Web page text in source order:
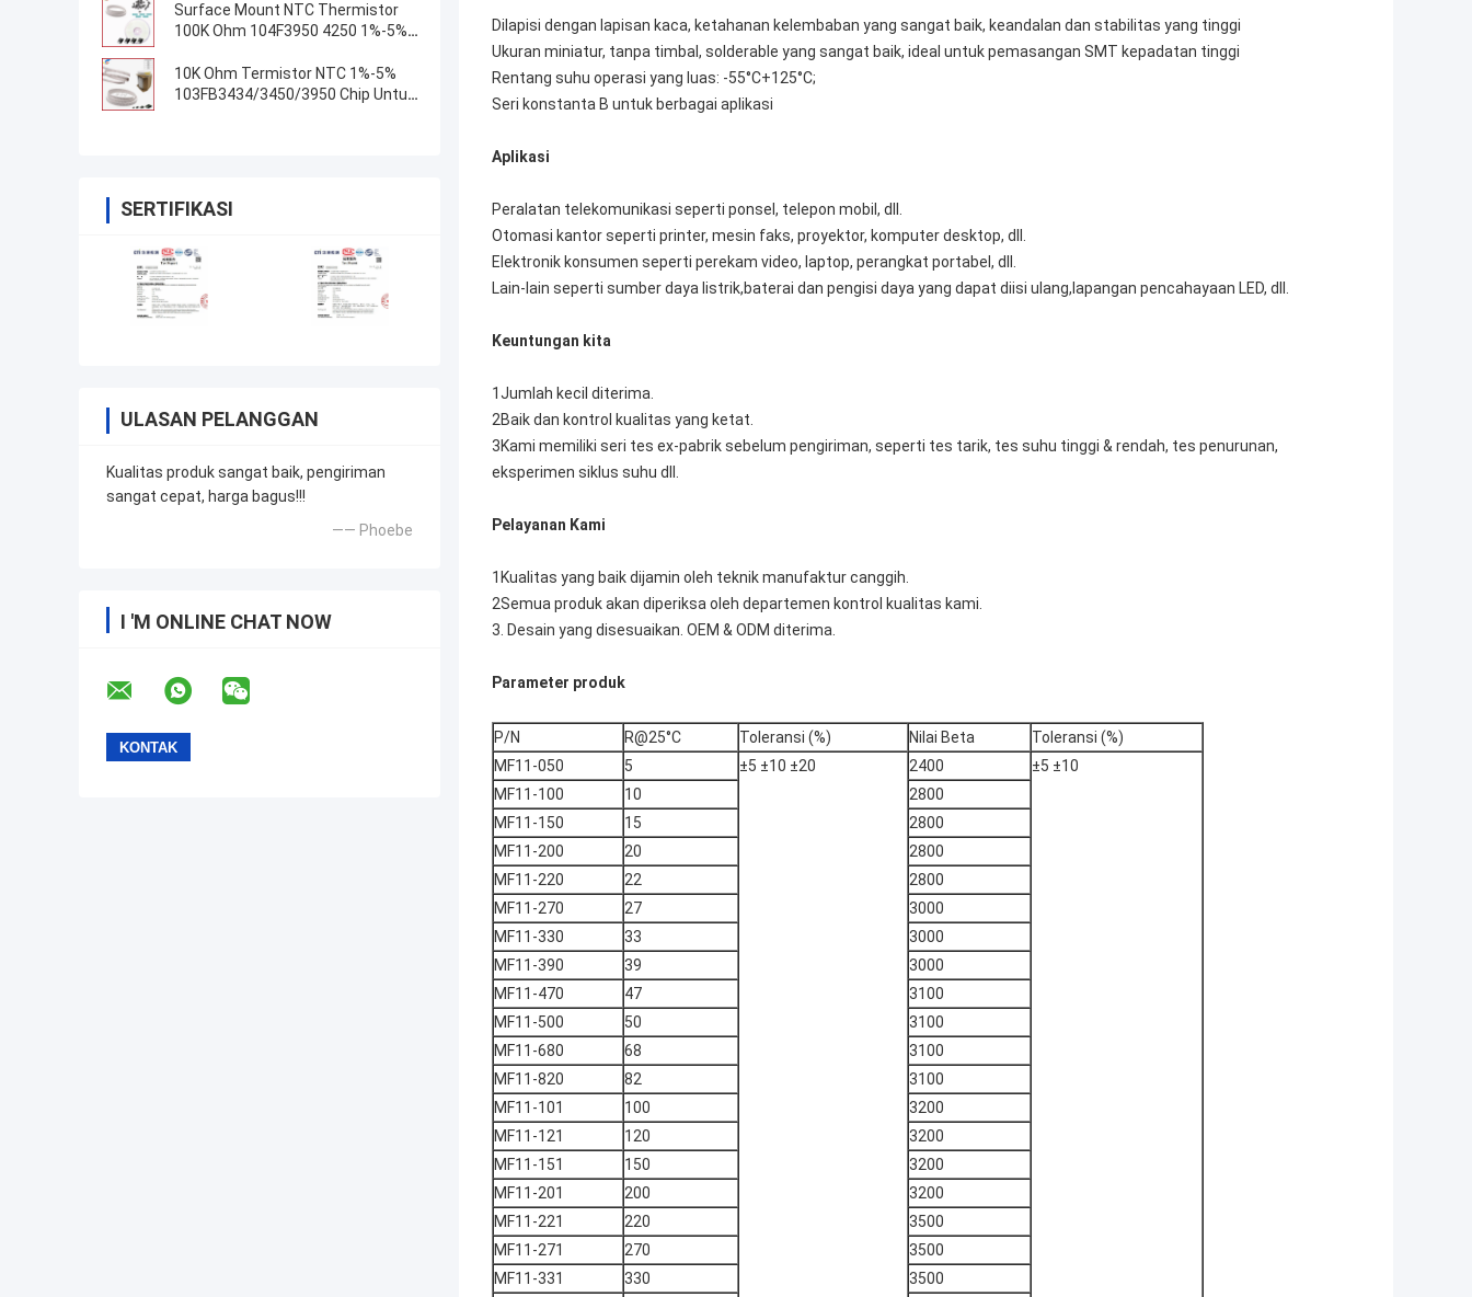
Surface Mount NTC Thermistor
100K Ohm 104F3950 4250 1%-5%
10K Ohm Termistor NTC 1%-5%
103FB3434/3450/3950 Chip Untuk
SERTIFIKASI
ULASAN PELANGGAN
Kualitas produk sangat baik, pengiriman
sangat cepat, harga bagus!!!
—— Phoebe
I 'M ONLINE CHAT NOW
Dilapisi dengan lapisan kaca, ketahanan kelembaban yang sangat baik, keandalan dan stabilitas yang tinggi
Ukuran miniatur, tanpa timbal, solderable yang sangat baik, ideal untuk pemasangan SMT kepadatan tinggi
Rentang suhu operasi yang luas: -55°C+125°C;
Seri konstanta B untuk berbagai aplikasi
Aplikasi
Peralatan telekomunikasi seperti ponsel, telepon mobil, dll.
Otomasi kantor seperti printer, mesin faks, proyektor, komputer desktop, dll.
Elektronik konsumen seperti perekam video, laptop, perangkat portabel, dll.
Lain-lain seperti sumber daya listrik,baterai dan pengisi daya yang dapat diisi ulang,lapangan pencahayaan LED, dll.
Keuntungan kita
1Jumlah kecil diterima.
2Baik dan kontrol kualitas yang ketat.
3Kami memiliki seri tes ex-pabrik sebelum pengiriman, seperti tes tarik, tes suhu tinggi & rendah, tes penurunan,
eksperimen siklus suhu dll.
Pelayanan Kami
1Kualitas yang baik dijamin oleh teknik manufaktur canggih.
2Semua produk akan diperiksa oleh departemen kontrol kualitas kami.
3. Desain yang disesuaikan. OEM & ODM diterima.
Parameter produk
P/N R@25°C Toleransi (%) Nilai Beta
Toleransi (%)
MF11-050
5 ±5 ±10 ±20 2400
±5 ±10
MF11-100
10
2800
MF11-150
15
2800
MF11-200
20
2800
MF11-220
22
2800
MF11-270
27
3000
MF11-330
33
3000
MF11-390
39
3000
MF11-470
47
3100
MF11-500
50
3100
MF11-680
68
3100
MF11-820
82
3100
MF11-101
100
3200
MF11-121
120
3200
MF11-151
150
3200
MF11-201
200
3200
MF11-221
220
3500
MF11-271
270
3500
MF11-331
330
3500